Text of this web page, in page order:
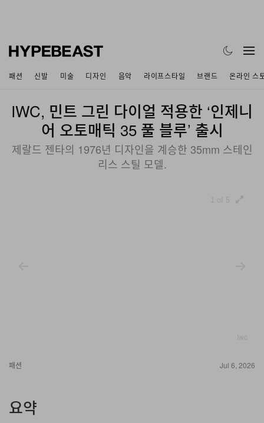
패션 신발 미술 디자인 음악 라이프스타일 브랜드 온라인 스
IWC, 민트 그린 다이얼 적용한 ‘인제니
어 오토매틱 35 풀 블루’ 출시
제랄드 젠타의 1976년 디자인을 계승한 35mm 스테인
리스 스틸 모델.
패션 Jul 6, 2026
요약